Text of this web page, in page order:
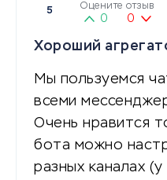
5 Оцените отзыв
0 0
Хороший
Мы пользуемся
всеми
Очень нравится
бота можно
разных каналах